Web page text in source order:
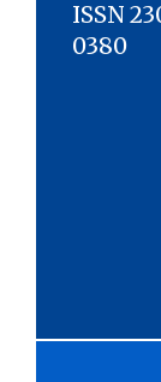
ISSN
0380